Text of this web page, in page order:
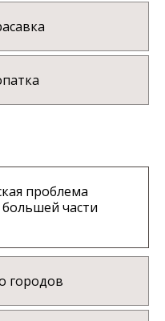
проблема
части
городов